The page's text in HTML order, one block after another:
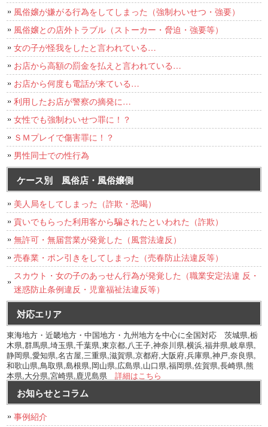
風俗嬢が嫌がる行為をしてしまった（強制わいせつ・強要）
風俗嬢との店外トラブル（ストーカー・脅迫・強要等）
女の子が怪我をしたと言われている…
お店から高額の罰金を払えと言われている…
お店から何度も電話が来ている…
利用したお店が警察の摘発に…
女性でも強制わいせつ罪に！？
ＳＭプレイで傷害罪に！？
男性同士での性行為
ケース別 風俗店・風俗嬢側
美人局をしてしまった（詐欺・恐喝）
貢いでもらった利用客から騙されたといわれた（詐欺）
無許可・無届営業が発覚した（風営法違反）
売春業・ポン引きをしてしまった（売春防止法違反等）
スカウト・女の子のあっせん行為が発覚した（職業安定法違 反・
迷惑防止条例違反・児童福祉法違反等）
対応エリア
東海地方・近畿地方・中国地方・九州地方を中心に全国対応 茨城県,栃
木県,群馬県,埼玉県,千葉県,東京都,八王子,神奈川県,横浜,福井県,岐阜県,
静岡県,愛知県,名古屋,三重県,滋賀県,京都府,大阪府,兵庫県,神戸,奈良県,
和歌山県,鳥取県,島根県,岡山県,広島県,山口県,福岡県,佐賀県,長崎県,熊
本県,大分県,宮崎県,鹿児島県詳細はこちら
お知らせとコラム
事例紹介